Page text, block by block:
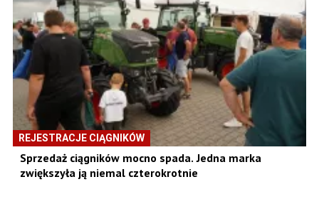
REJESTRACJE CIĄGNIKÓW
Sprzedaż ciągników mocno spada. Jedna marka
zwiększyła ją niemal czterokrotnie